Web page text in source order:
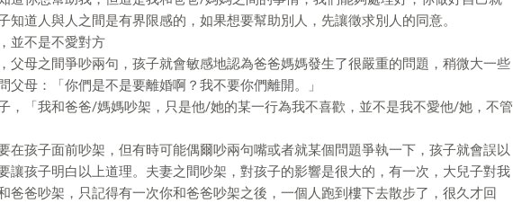
知道人與人之間是有界限感的，如果想要幫助別人，先讓徵求別人的同意。
並不是不愛對方
父母之間爭吵兩句，孩子就會敏感地認為爸爸媽媽發生了很嚴重的問題，稍微大一些
父母：「你們是不是要離婚啊？我不要你們離開。」
，「我和爸爸/媽媽吵架，只是他/她的某一行為我不喜歡，並不是我不愛他/她，不管
在孩子面前吵架，但有時可能偶爾吵兩句嘴或者就某個問題爭執一下，孩子就會誤以
讓孩子明白以上道理。夫妻之間吵架，對孩子的影響是很大的，有一次，大兒子對我
爸爸吵架，只記得有一次你和爸爸吵架之後，一個人跑到樓下去散步了，很久才回